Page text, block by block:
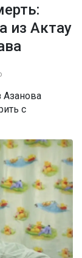
из Актау
с